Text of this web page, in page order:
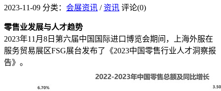
2023-11-09 分类： 会展资讯 / 资讯 评论(0)
零售业发展与人才趋势
2023年11月8日第六届中国国际进口博览会期间，上海外服在
服务贸易展区FSG展台发布了《2023中国零售行业人才洞察报
告》。